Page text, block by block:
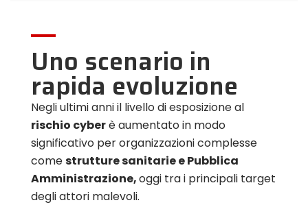
Uno scenario in
rapida evoluzione
Negli ultimi anni il livello di esposizione al
rischio cyberè aumentato in modo
significativo per organizzazioni complesse
comestrutture sanitarie e Pubblica
Amministrazione,oggi tra i principali target
degli attori malevoli.